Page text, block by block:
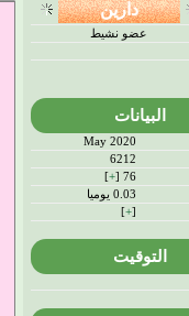
عضو نشيط
البيانات
May 2020
6212
76 [
+
]
0.03 يوميا
[
+
]
التوقيت